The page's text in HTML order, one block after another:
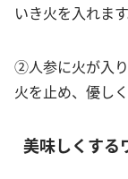
いき火を入れます
②人参に火が入
火を止め、優し
美味しくする